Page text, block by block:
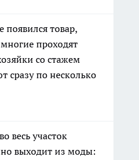
появился товар,
проходят
со стажем
сразу по несколько
весь участок
выходит из моды: